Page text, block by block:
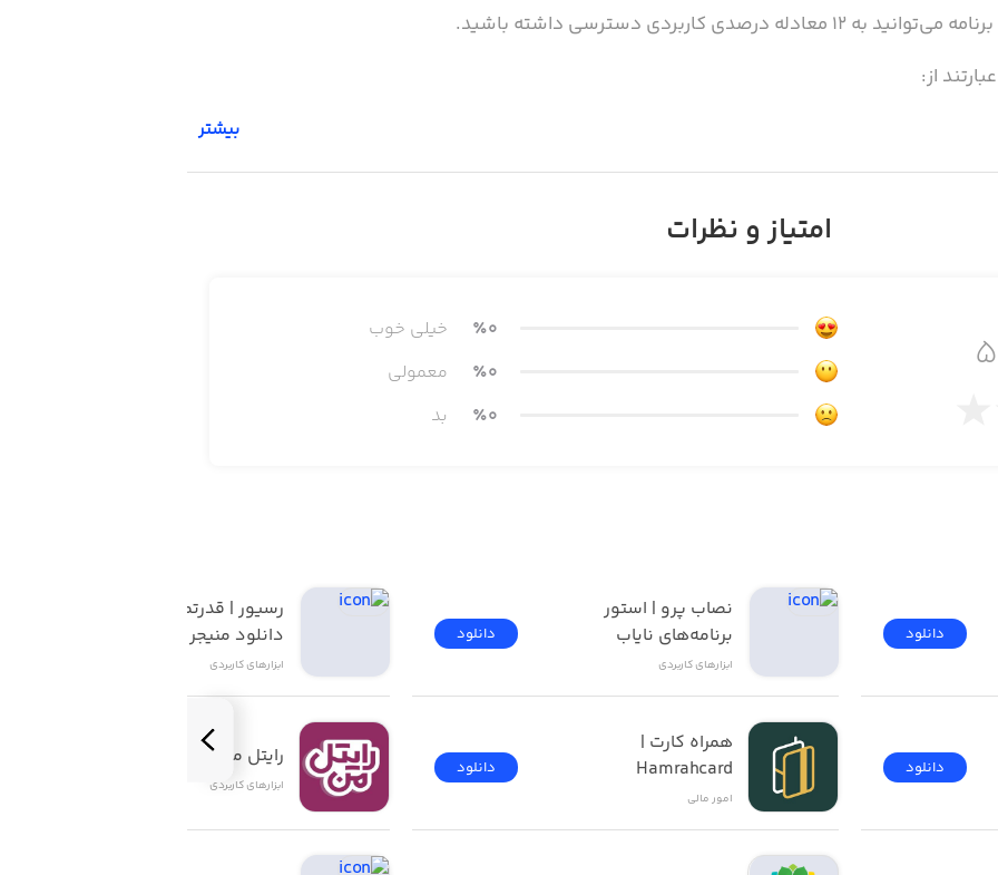
کاربردی دسترسی داشته باشید.
از:
بیشتر
امتیاز و نظرات
٪0
خیلی خوب
٪0
معمولی
٪0 بد
دانلود
دانلود
برنامه‌های نایاب
ابزار‌های کاربردی
دانلود
Hamrahcard
امور ‌مالی
دانلود
دانلود منیجر iOS
ابزار‌های کاربردی
رایتل من | My Rightel
ابزار‌های کاربردی